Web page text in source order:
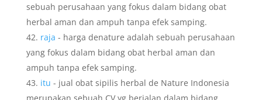
sebuah perusahaan yang fokus dalam bidang obat
herbal aman dan ampuh tanpa efek samping.
raja - harga denature adalah sebuah perusahaan
yang fokus dalam bidang obat herbal aman dan
ampuh tanpa efek samping.
itu - jual obat sipilis herbal de Nature Indonesia
merupakan sebuah CV yg berjalan dalam bidang